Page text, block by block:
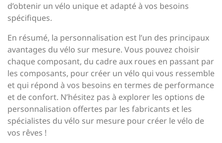
d’obtenir un vélo unique et adapté à vos besoins
spécifiques.
En résumé, la personnalisation est l’un des principaux
avantages du vélo sur mesure. Vous pouvez choisir
chaque composant, du cadre aux roues en passant par
les composants, pour créer un vélo qui vous ressemble
et qui répond à vos besoins en termes de performance
et de confort. N’hésitez pas à explorer les options de
personnalisation offertes par les fabricants et les
spécialistes du vélo sur mesure pour créer le vélo de
vos rêves !